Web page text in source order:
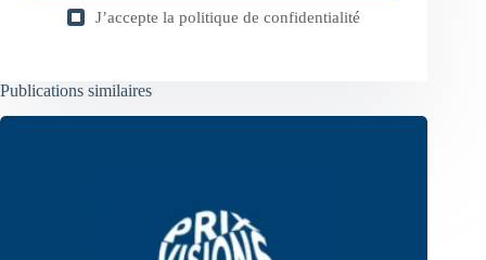
J’accepte la politique de confidentialité
Publications similaires